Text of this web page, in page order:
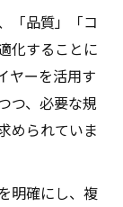
断基準
の実践知識
理のコツ
調達術
ラブル例
「品質」「コ
化することに
ヤーを活用す
つ、必要な規
められていま
明確にし、複